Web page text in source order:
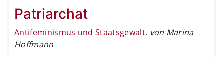
Patriarchat
Antifeminismus und Staatsgewalt, von Marina
Hoffmann